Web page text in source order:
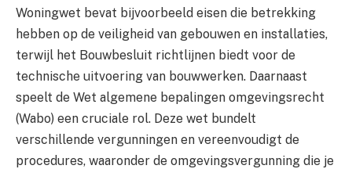
Woningwet bevat bijvoorbeeld eisen die betrekking
hebben op de veiligheid van gebouwen en installaties,
terwijl het Bouwbesluit richtlijnen biedt voor de
technische uitvoering van bouwwerken. Daarnaast
speelt de Wet algemene bepalingen omgevingsrecht
(Wabo) een cruciale rol. Deze wet bundelt
verschillende vergunningen en vereenvoudigt de
procedures, waaronder de omgevingsvergunning die je